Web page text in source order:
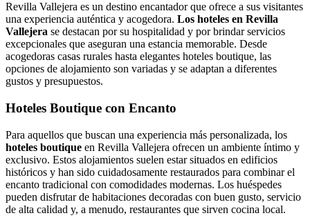
Revilla Vallejera es un destino encantador que ofrece a sus visitantes
una experiencia auténtica y acogedora. Los hoteles en Revilla
Vallejera se destacan por su hospitalidad y por brindar servicios
excepcionales que aseguran una estancia memorable. Desde
acogedoras casas rurales hasta elegantes hoteles boutique, las
opciones de alojamiento son variadas y se adaptan a diferentes
gustos y presupuestos.
Hoteles Boutique con Encanto
Para aquellos que buscan una experiencia más personalizada, los
hoteles boutique en Revilla Vallejera ofrecen un ambiente íntimo y
exclusivo. Estos alojamientos suelen estar situados en edificios
históricos y han sido cuidadosamente restaurados para combinar el
encanto tradicional con comodidades modernas. Los huéspedes
pueden disfrutar de habitaciones decoradas con buen gusto, servicio
de alta calidad y, a menudo, restaurantes que sirven cocina local.